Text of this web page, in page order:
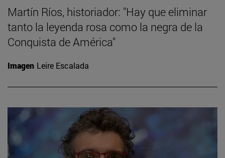
Martín Ríos, historiador: "Hay que eliminar
tanto la leyenda rosa como la negra de la
Conquista de América"
Imagen Leire Escalada